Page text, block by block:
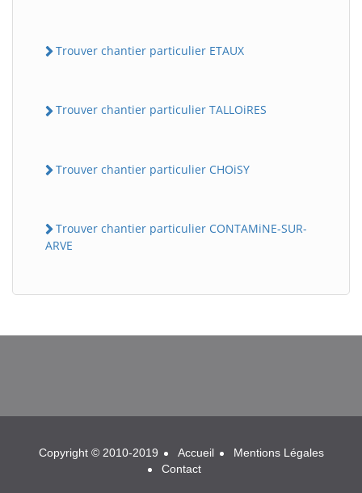
Trouver chantier particulier ETAUX
Trouver chantier particulier TALLOiRES
Trouver chantier particulier CHOiSY
Trouver chantier particulier CONTAMiNE-SUR-
ARVE
BatiWebPro
Copyright © 2010-2019 Accueil
Mentions Légales
Contact